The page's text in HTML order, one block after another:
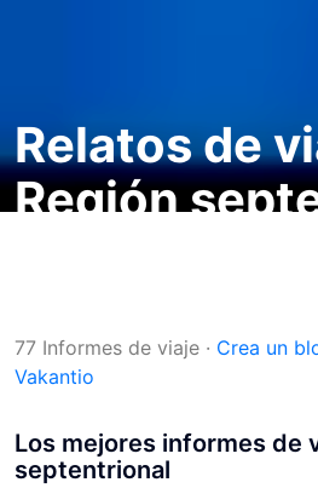
Relatos de
Región
77 Informes de viaje · Crea un
Vakantio
Los mejores informes de
septentrional